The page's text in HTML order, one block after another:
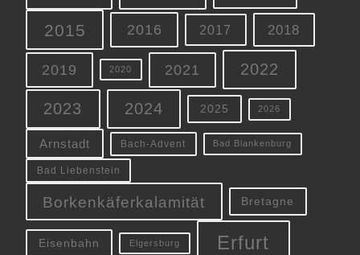
2015 2016 2017 2018
2019 2020 2021 2022
2023 2024 2025 2026
Arnstadt Bach-Advent Bad Blankenburg
Bad Liebenstein
Borkenkäferkalamität Bretagne
Eisenbahn Elgersburg Erfurt